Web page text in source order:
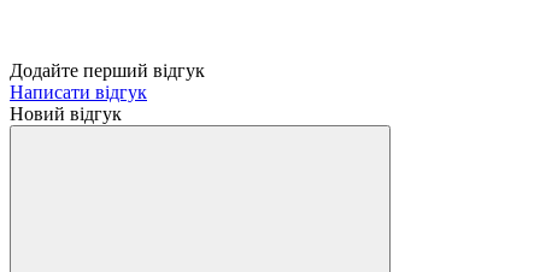
Додайте перший відгук
Написати відгук
Новий відгук